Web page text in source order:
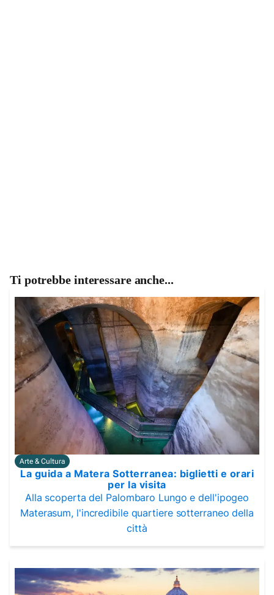
Ti potrebbe interessare anche...
Arte & Cultura
La guida a Matera Sotterranea: biglietti e orari
per la visita
Alla scoperta del Palombaro Lungo e dell'ipogeo
Materasum, l'incredibile quartiere sotterraneo della
città